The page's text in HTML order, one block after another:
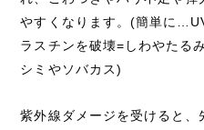
やすくなります。(簡単に
ラスチンを破壊=しわやた
シミやソバカス)
紫外線ダメージを受けると、